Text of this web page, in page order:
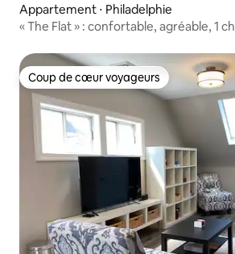
Appartement ⋅ Philadelphie
« The Flat » : confortable, agréable, 1
Coup de cœur voyageurs
Coup de cœur voyageurs